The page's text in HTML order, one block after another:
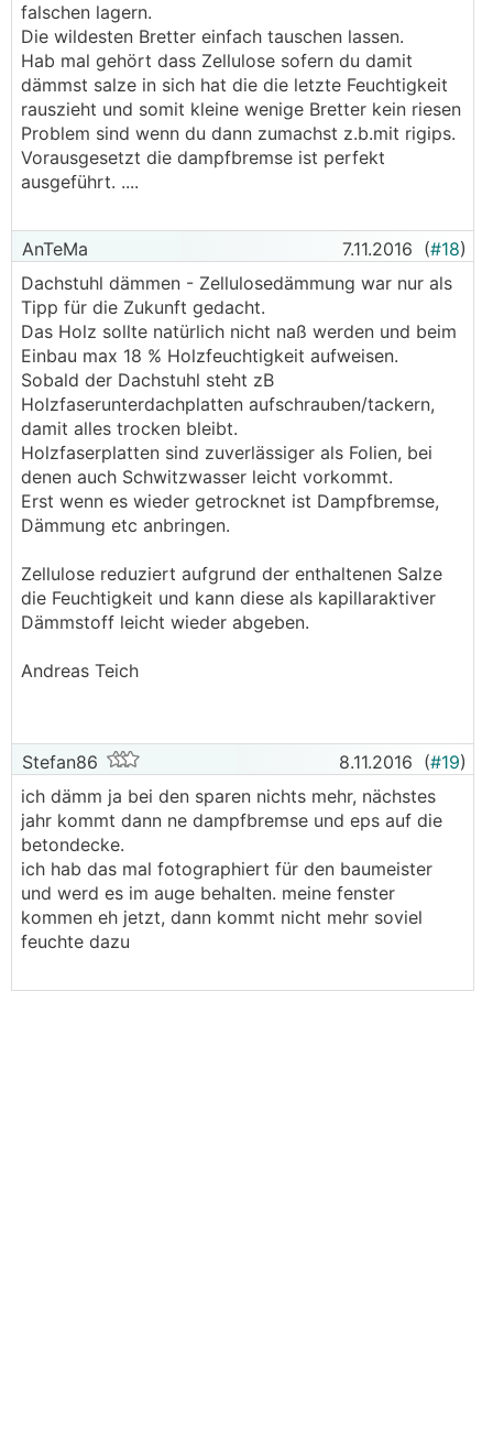
falschen lagern.
Die wildesten Bretter einfach tauschen lassen.
Hab mal gehört dass Zellulose sofern du damit
dämmst salze in sich hat die die letzte Feuchtigkeit
rauszieht und somit kleine wenige Bretter kein riesen
Problem sind wenn du dann zumachst z.b.mit rigips.
Vorausgesetzt die dampfbremse ist perfekt
ausgeführt. ....
AnTeMa 7.11.2016 (#18)
Dachstuhl dämmen - Zellulosedämmung war nur als
Tipp für die Zukunft gedacht.
Das Holz sollte natürlich nicht naß werden und beim
Einbau max 18 % Holzfeuchtigkeit aufweisen.
Sobald der Dachstuhl steht zB
Holzfaserunterdachplatten aufschrauben/tackern,
damit alles trocken bleibt.
Holzfaserplatten sind zuverlässiger als Folien, bei
denen auch Schwitzwasser leicht vorkommt.
Erst wenn es wieder getrocknet ist Dampfbremse,
Dämmung etc anbringen.
Zellulose reduziert aufgrund der enthaltenen Salze
die Feuchtigkeit und kann diese als kapillaraktiver
Dämmstoff leicht wieder abgeben.
Andreas Teich
Stefan86 8.11.2016 (#19)
ich dämm ja bei den sparen nichts mehr, nächstes
jahr kommt dann ne dampfbremse und eps auf die
betondecke.
ich hab das mal fotographiert für den baumeister
und werd es im auge behalten. meine fenster
kommen eh jetzt, dann kommt nicht mehr soviel
feuchte dazu